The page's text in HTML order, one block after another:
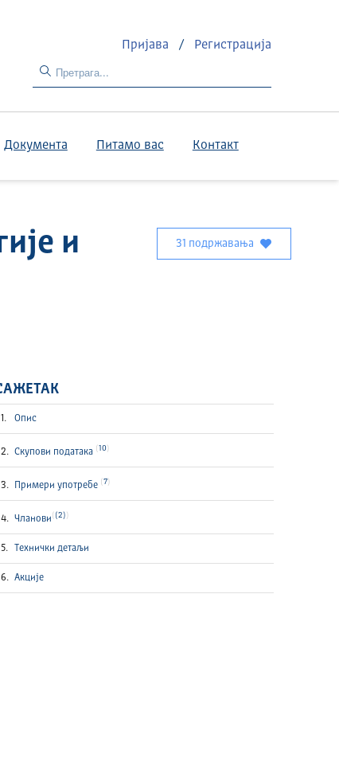
Пријава / Регистрација
Документа Питамо вас Контакт
и
31 подржавања
Опис
Скупови података 10
Примери употребе 7
Чланови (2)
Технички детаљи
Акције